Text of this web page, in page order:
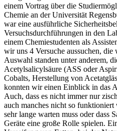
einem Vortrag über die
Chemie an der Universität
war eine ausführliche
Versuchsdurchführungen in den
einem Chemiestudenten als
wir uns 4 Versuche aussuchen,
Auswahl standen unter anderem,
Acetylsalicylsäure (ASS oder
Cobalts, Herstellung von
konnten wir einen Einblick in das
Auch, dass es nicht immer nur
auch manches nicht so
sehr lange warten muss oder dass
Geräte eine große Rolle spielen.